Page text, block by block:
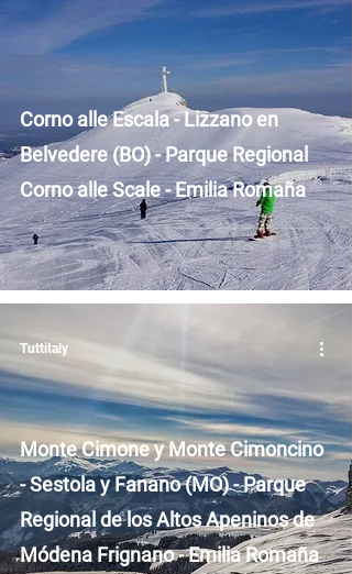
Corno alle Escala - Lizzano en
Belvedere (BO) - Parque Regional
Corno alle Scale - Emilia Romaña
Monte Cimone y Monte Cimoncino
- Sestola y Fanano (MO) - Parque
Regional de los Altos Apeninos de
Módena Frignano - Emilia Romaña
Tuttitaly